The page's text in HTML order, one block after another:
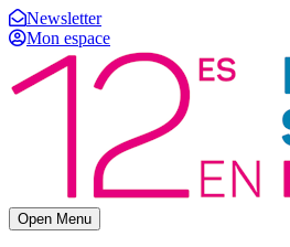
Newsletter
Mon espace
Open Menu